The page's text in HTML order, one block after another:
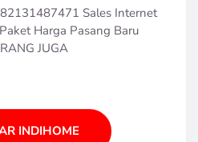
Sales Internet
Harga Pasang Baru
JUGA
INDIHOME